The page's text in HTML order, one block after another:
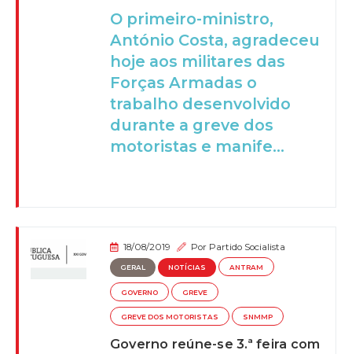
O primeiro-ministro,
António Costa, agradeceu
hoje aos militares das
Forças Armadas o
trabalho desenvolvido
durante a greve dos
motoristas e manife...
18/08/2019 Por Partido Socialista
GERAL NOTÍCIAS ANTRAM
GOVERNO GREVE
GREVE DOS MOTORISTAS SNMMP
Governo reúne-se 3.ª feira com